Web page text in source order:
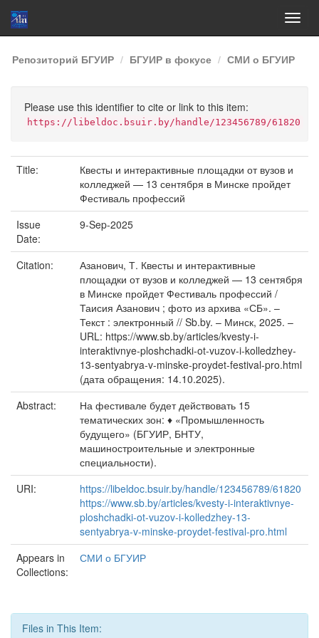
Skip
navigation
Репозиторий БГУИР БГУИР в фокусе СМИ о БГУИР
Please use this identifier to cite or link to this item:
https://libeldoc.bsuir.by/handle/123456789/61820
Title:
Квесты и интерактивные площадки от вузов и
колледжей — 13 сентября в Минске пройдет
Фестиваль профессий
Issue
Date:
9-Sep-2025
Citation:
Азанович, Т. Квесты и интерактивные
площадки от вузов и колледжей — 13 сентября
в Минске пройдет Фестиваль профессий /
Таисия Азанович ; фото из архива «СБ». –
Текст : электронный // Sb.by. – Минск, 2025. –
URL: https://www.sb.by/articles/kvesty-i-
interaktivnye-ploshchadki-ot-vuzov-i-kolledzhey-
13-sentyabrya-v-minske-proydet-festival-pro.html
(дата обращения: 14.10.2025).
Abstract:
На фестивале будет действовать 15
тематических зон: ♦ «Промышленность
будущего» (БГУИР, БНТУ,
машиностроительные и электронные
специальности).
URI:
https://libeldoc.bsuir.by/handle/123456789/61820
https://www.sb.by/articles/kvesty-i-interaktivnye-
ploshchadki-ot-vuzov-i-kolledzhey-13-
sentyabrya-v-minske-proydet-festival-pro.html
Appears in
Collections:
СМИ о БГУИР
Files in This Item: